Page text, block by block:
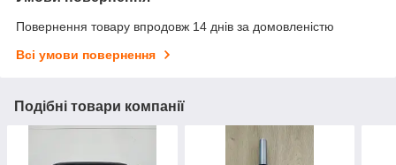
Повернення товару впродовж 14 днів за домовленістю
Всі умови повернення
Подібні товари компанії